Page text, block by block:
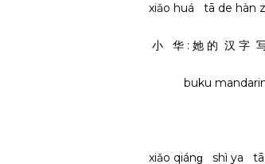
xiǎo huá tā de hàn
小 华 : 她 的 汉 字
buku
xiǎo qiánɡ shì ya tā